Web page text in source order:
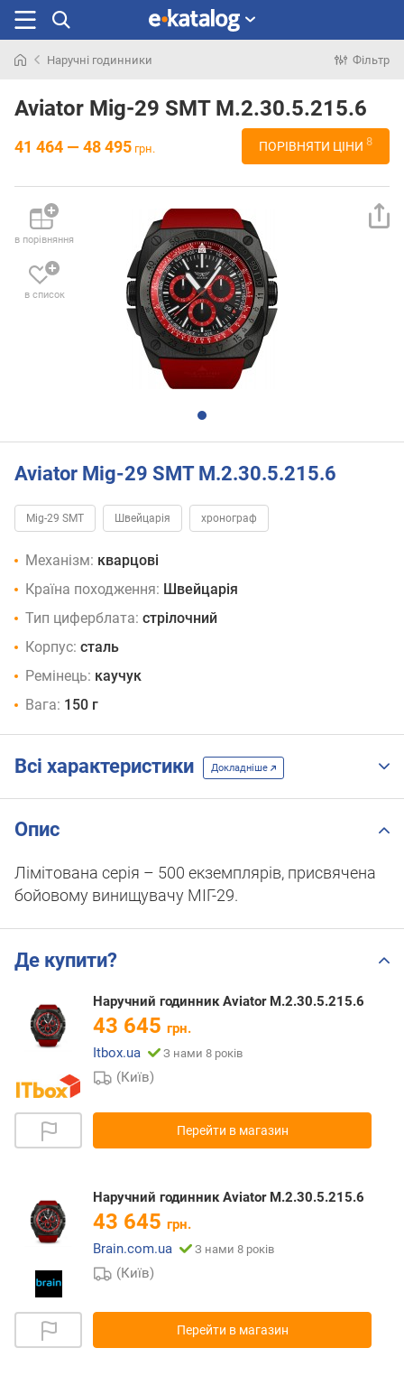
раніше
Наручні годинники Фільтр
Aviator Mig-29 SMT M.2.30.5.215.6
41 464 — 48 495 грн. ПОРІВНЯТИ ЦІНИ 8
в порівняння
в список
Aviator Mig-29 SMT M.2.30.5.215.6
Mig-29 SMT Швейцарія хронограф
Механізм: кварцові
Країна походження: Швейцарія
Тип циферблата: стрілочний
Корпус: сталь
Ремінець: каучук
Вага: 150 г
Всі характеристики Докладніше
Опис
Лімітована серія – 500 екземплярів, присвячена
бойовому винищувачу МІГ-29.
Де купити?
Наручний годинник Aviator M.2.30.5.215.6
43 645 грн.
Itbox.ua
З нами 8 років
(Київ)
Перейти в магазин
Наручний годинник Aviator M.2.30.5.215.6
43 645 грн.
Brain.com.ua
З нами 8 років
(Київ)
Перейти в магазин